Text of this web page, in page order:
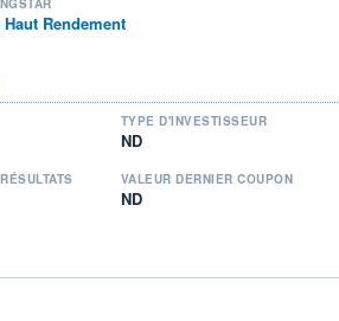
Rendement
TYPE D'INVESTISSEUR
ND
VALEUR DERNIER COUPON
ND